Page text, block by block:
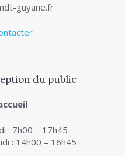
guyane.fr
du public
: 7h00 – 17h45
: 14h00 – 16h45